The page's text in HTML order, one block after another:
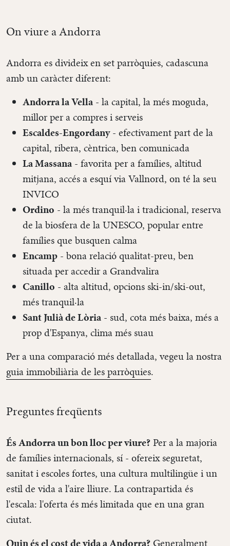
On viure a Andorra
Andorra es divideix en set parròquies, cadascuna
amb un caràcter diferent:
Andorra la Vella - la capital, la més moguda,
millor per a compres i serveis
Escaldes-Engordany- efectivament part de la
capital, ribera, cèntrica, ben comunicada
La Massana - favorita per a famílies, altitud
mitjana, accés a esquí via Vallnord, on té la seu
INVICO
Ordino - la més tranquil·la i tradicional, reserva
de la biosfera de la UNESCO, popular entre
famílies que busquen calma
Encamp - bona relació qualitat-preu, ben
situada per accedir a Grandvalira
Canillo - alta altitud, opcions ski-in/ski-out,
més tranquil·la
Sant Julià de Lòria - sud, cota més baixa, més a
prop d'Espanya, clima més suau
Per a una comparació més detallada, vegeu la nostra
guia immobiliària de les parròquies.
Preguntes freqüents
És Andorra un bon lloc per viure?Per a la majoria
de famílies internacionals, sí - ofereix seguretat,
sanitat i escoles fortes, una cultura multilingüe i un
estil de vida a l'aire lliure. La contrapartida és
l'escala: l'oferta és més limitada que en una gran
ciutat.